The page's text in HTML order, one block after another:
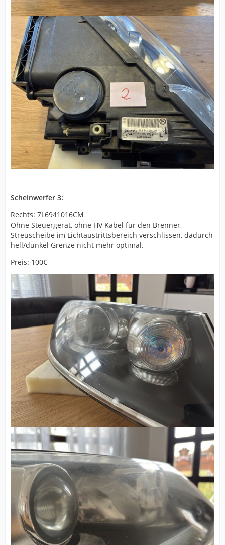
Scheinwerfer 3:
Rechts: 7L6941016CM
Ohne Steuergerät, ohne HV Kabel für den Brenner,
Streuscheibe im Lichtaustrittsbereich verschlissen, dadurch
hell/dunkel Grenze nicht mehr optimal.
Preis: 100€